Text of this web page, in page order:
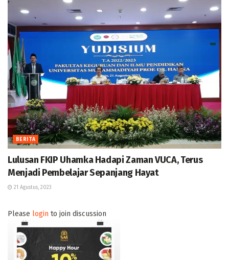
BERITA
Lulusan FKIP Uhamka Hadapi Zaman VUCA, Terus
Menjadi Pembelajar Sepanjang Hayat
21 Agustus, 2023
Please login to join discussion